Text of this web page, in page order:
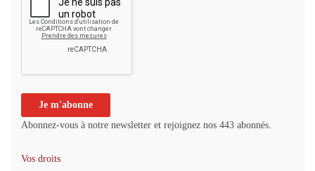
Abonnez-vous à notre newsletter et rejoignez nos 443 abonnés.
Vos droits